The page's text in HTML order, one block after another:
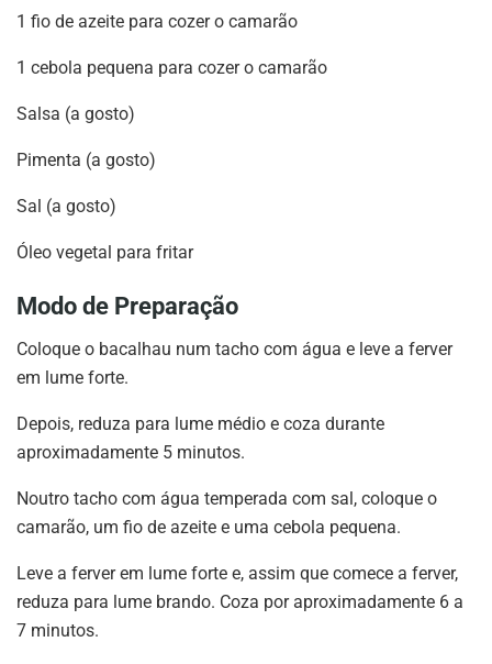
1 fio de azeite para cozer o camarão
1 cebola pequena para cozer o camarão
Salsa (a gosto)
Pimenta (a gosto)
Sal (a gosto)
Óleo vegetal para fritar
Modo de Preparação
Coloque o bacalhau num tacho com água e leve a ferver
em lume forte.
Depois, reduza para lume médio e coza durante
aproximadamente 5 minutos.
Noutro tacho com água temperada com sal, coloque o
camarão, um fio de azeite e uma cebola pequena.
Leve a ferver em lume forte e, assim que comece a ferver,
reduza para lume brando. Coza por aproximadamente 6 a
7 minutos.